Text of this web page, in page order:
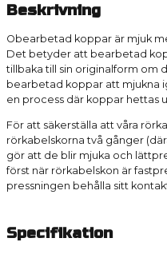
Beskrivning
Obearbetad koppar är mjuk
Det betyder att bearbetad
tillbaka till sin originalform om
bearbetad koppar att mjukna
en process där koppar hettas
För att säkerställa att våra
rörkabelskorna två gånger
gör att de blir mjuka och
först när rörkabelskon är
pressningen behålla sitt
Specifikation